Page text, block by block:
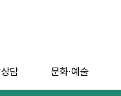
담 문화∙예술